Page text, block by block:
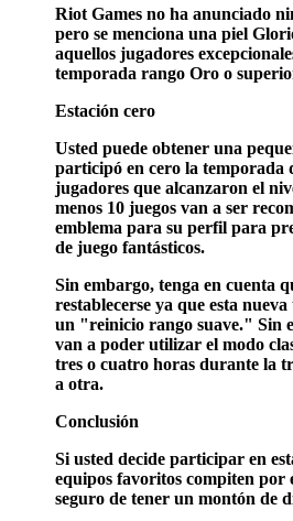
Riot Games no ha anunciado
pero se menciona una piel
aquellos jugadores
temporada rango Oro o
Estación cero
Usted puede obtener una
participó en cero la temporada
jugadores que alcanzaron el
menos 10 juegos van a ser
emblema para su perfil para
de juego fantásticos.
Sin embargo, tenga en cuenta
restablecerse ya que esta
un "reinicio rango suave." Sin
van a poder utilizar el modo
tres o cuatro horas durante la
a otra.
Conclusión
Si usted decide participar en
equipos favoritos compiten por
seguro de tener un montón de